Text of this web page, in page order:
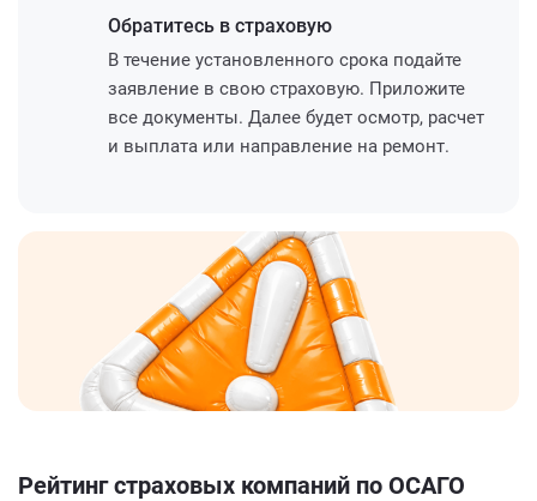
Обратитесь в страховую
В течение установленного срока подайте
заявление в свою страховую. Приложите
все документы. Далее будет осмотр, расчет
и выплата или направление на ремонт.
Рейтинг страховых компаний по ОСАГО